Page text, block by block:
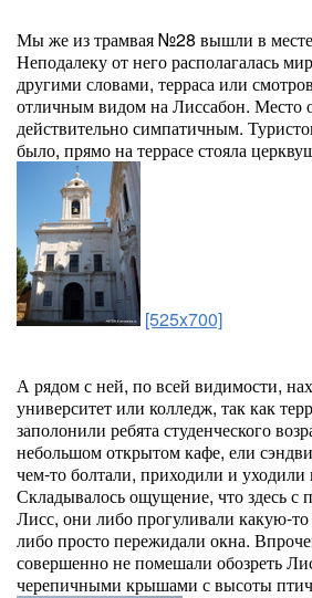
Мы же из трамвая №28 вышли в
Неподалеку от него располагалась
другими словами, терраса или
отличным видом на Лиссабон. Место
действительно симпатичным.
было, прямо на террасе стояла
[525x700]
А рядом с ней, по всей видимости,
университет или колледж, так как
заполонили ребята студенческого
небольшом открытом кафе, ели
чем-то болтали, приходили и
Складывалось ощущение, что здесь с
Лисс, они либо прогуливали какую-
либо просто пережидали окна.
совершенно не помешали обозреть
черепичными крышами с высоты